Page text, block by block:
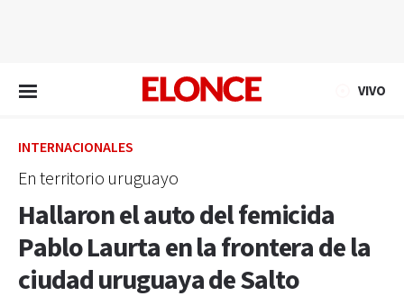
VIVO
INTERNACIONALES
En territorio uruguayo
Hallaron el auto del femicida
Pablo Laurta en la frontera de la
ciudad uruguaya de Salto